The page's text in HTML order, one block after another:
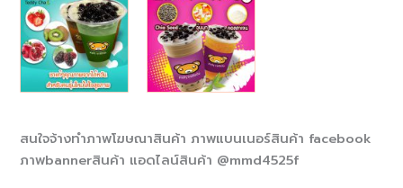
สนใจจ้างทำภาพโฆษณาสินค้า ภาพแบนเนอร์สินค้า facebook
ภาพbannerสินค้า แอดไลน์สินค้า @mmd4525f